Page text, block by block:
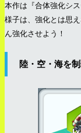
本作は『合体強化シ
様子は、強化とは思
ん強化させよう！
陸・空・海を